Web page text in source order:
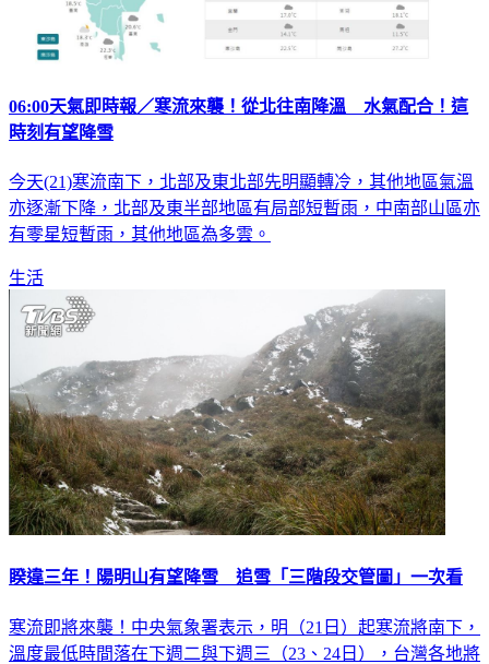
06:00天氣即時報／寒流來襲！從北往南降溫 水氣配合！這
時刻有望降雪
今天(21)寒流南下，北部及東北部先明顯轉冷，其他地區氣溫
亦逐漸下降，北部及東半部地區有局部短暫雨，中南部山區亦
有零星短暫雨，其他地區為多雲。
生活
睽違三年！陽明山有望降雪 追雪「三階段交管圖」一次看
寒流即將來襲！中央氣象署表示，明（21日）起寒流將南下，
溫度最低時間落在下週二與下週三（23、24日），台灣各地將